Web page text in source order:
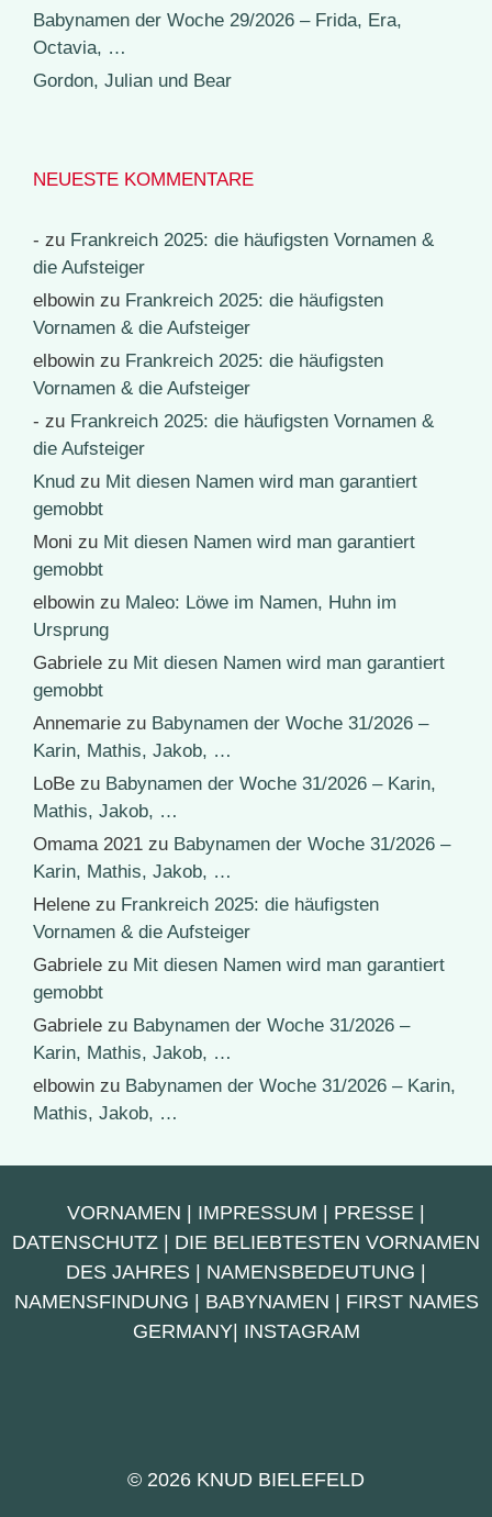
Babynamen der Woche 29/2026 – Frida, Era,
Octavia, …
Gordon, Julian und Bear
NEUESTE KOMMENTARE
- zu Frankreich 2025: die häufigsten Vornamen &
die Aufsteiger
elbowin zu Frankreich 2025: die häufigsten
Vornamen & die Aufsteiger
elbowin zu Frankreich 2025: die häufigsten
Vornamen & die Aufsteiger
- zu Frankreich 2025: die häufigsten Vornamen &
die Aufsteiger
Knud zu Mit diesen Namen wird man garantiert
gemobbt
Moni zu Mit diesen Namen wird man garantiert
gemobbt
elbowin zu Maleo: Löwe im Namen, Huhn im
Ursprung
Gabriele zu Mit diesen Namen wird man garantiert
gemobbt
Annemarie zu Babynamen der Woche 31/2026 –
Karin, Mathis, Jakob, …
LoBe zu Babynamen der Woche 31/2026 – Karin,
Mathis, Jakob, …
Omama 2021 zu Babynamen der Woche 31/2026 –
Karin, Mathis, Jakob, …
Helene zu Frankreich 2025: die häufigsten
Vornamen & die Aufsteiger
Gabriele zu Mit diesen Namen wird man garantiert
gemobbt
Gabriele zu Babynamen der Woche 31/2026 –
Karin, Mathis, Jakob, …
elbowin zu Babynamen der Woche 31/2026 – Karin,
Mathis, Jakob, …
VORNAMEN IMPRESSUM PRESSE
DATENSCHUTZ
DIE BELIEBTESTEN VORNAMEN
DES JAHRES
NAMENSBEDEUTUNG
NAMENSFINDUNG
BABYNAMEN
FIRST NAMES
GERMANY| INSTAGRAM
© 2026 KNUD BIELEFELD